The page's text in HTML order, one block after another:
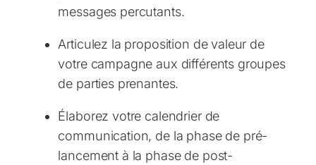
messages percutants.
Articulez la proposition de valeur de
votre campagne aux différents groupes
de parties prenantes.
Élaborez votre calendrier de
communication, de la phase de pré-
lancement à la phase de post-